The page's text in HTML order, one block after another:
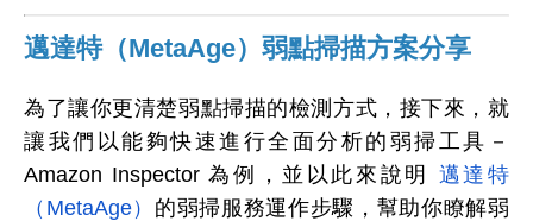
邁達特（MetaAge）弱點掃描方案分享
為了讓你更清楚弱點掃描的檢測方式，接下來，就
讓我們以能夠快速進行全面分析的弱掃工具－
Amazon Inspector 為例，並以此來說明 邁達特
（MetaAge） 的弱掃服務運作步驟，幫助你瞭解弱